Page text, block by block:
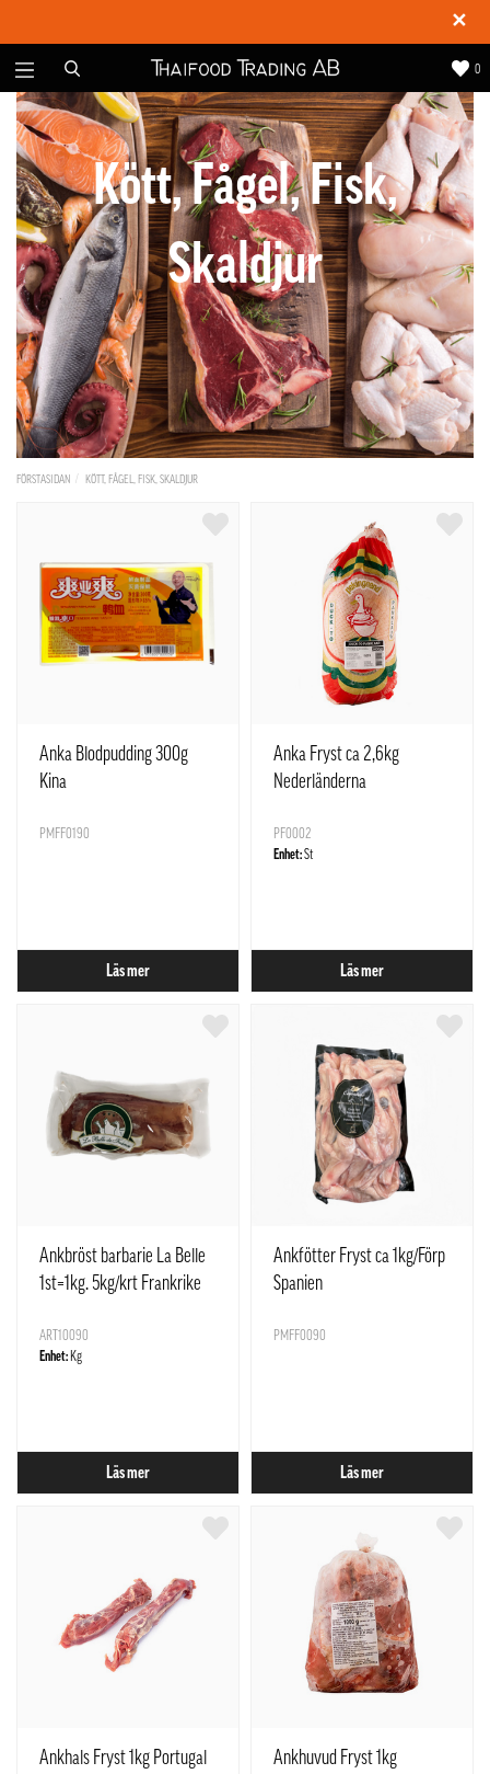
✕
0
Kött, Fågel, Fisk,
Skaldjur
FÖRSTASIDAN KÖTT, FÅGEL, FISK, SKALDJUR
Anka Blodpudding 300g
Kina
PMFF0190
Läs mer
Anka Fryst ca 2,6kg
Nederländerna
PF0002
Enhet:St
Läs mer
Ankbröst barbarie La Belle
1st=1kg. 5kg/krt Frankrike
ART10090
Enhet: Kg
Läs mer
Ankfötter Fryst ca 1kg/Förp
Spanien
PMFF0090
Läs mer
Ankhals Fryst 1kg Portugal
Ankhuvud Fryst 1kg